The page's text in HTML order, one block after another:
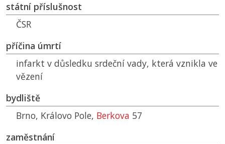
státní příslušnost
ČSR
příčina úmrtí
infarkt v důsledku srdeční vady, která vznikla ve
vězení
bydliště
Brno, Královo Pole, Berkova 57
zaměstnání